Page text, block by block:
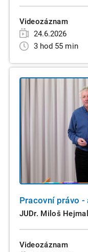
Videozáznam
24.6.2026
3 hod 55 min
Pracovní právo -
JUDr. Miloš
Videozáznam